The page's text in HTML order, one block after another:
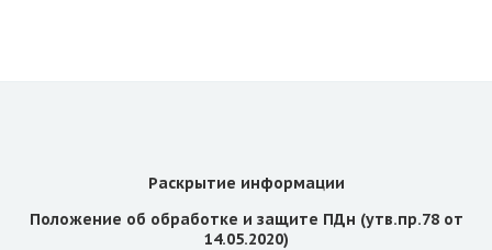
Раскрытие информации
Положение об обработке и защите ПДн (утв.пр.78 от
14.05.2020)